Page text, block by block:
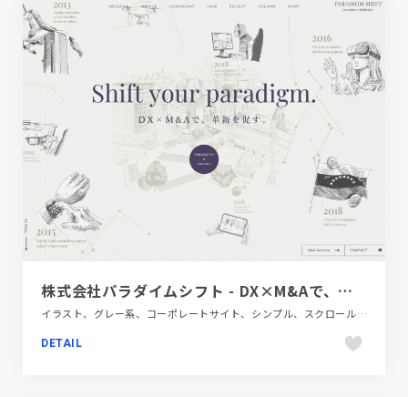
株式会社パラダイムシフト - DX×M&Aで、革新を促す
イラスト、グレー系、コーポレートサイト、シンプル、スクロールエフェクト、スタイリッシュ、タイポグラフィー、フラットデザイン、ベージュ・ゴールド系、ポップ、手書き・ハンドメイド、金融・法律・人材・専門職
DETAIL